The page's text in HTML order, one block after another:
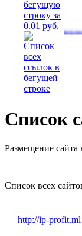
Расширение
Список
Размещение сайта
Список всех
http://ip-profit.ml